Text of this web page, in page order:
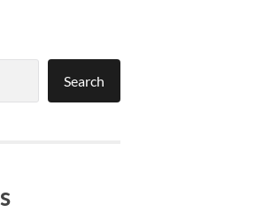
Search